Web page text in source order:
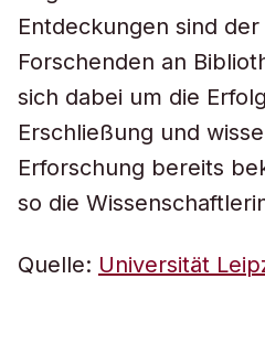
Entdeckungen sind
Forschenden an
sich dabei um die
Erschließung und
Erforschung bereits
so die
Quelle: Universität